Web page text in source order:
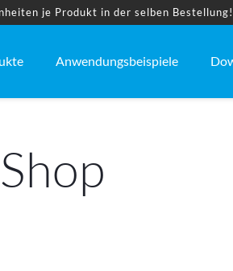
je Produkt in der selben
Anwendungsbeispiele
Shop